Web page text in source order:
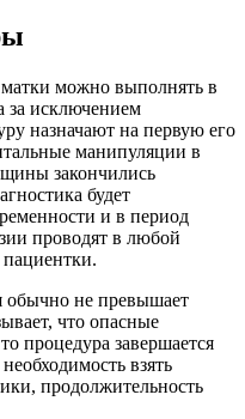
можно выполнять в
за исключением
назначают на первую его
манипуляции в
закончились
будет
и в период
проводят в любой
обычно не превышает
что опасные
процедура завершается
взять
продолжительность